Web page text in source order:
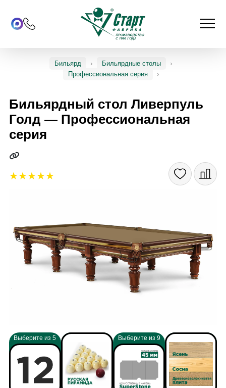
Бильярд
Бильярдные столы
Профессиональная серия
Бильярдный стол Ливерпуль
Голд — Профессиональная
серия
Выберите из 5 Выберите из 9